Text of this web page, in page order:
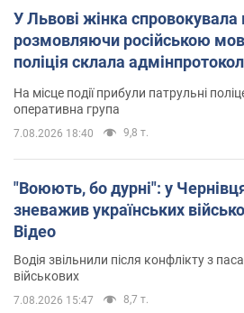
У Львові жінка спровокувала
розмовляючи російською
поліція склала
На місце події прибули патрульні
оперативна група
7.08.2026 18:40 9,8 т.
"Воюють, бо дурні": у
зневажив українських
Відео
Водія звільнили після конфлікту з
військових
7.08.2026 15:47 8,7 т.